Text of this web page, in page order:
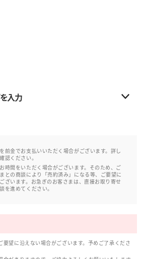
入力
前金でお支払いいただく場合がございます。詳し
認ください。
時間をいただく場合がございます。そのため、ご
との商談により「売約済み」になる等、ご要望に
ざいます。お急ぎのお客さまは、直接お取り寄せ
を進めてください。
要望に沿えない場合がございます。予めご了承くださ